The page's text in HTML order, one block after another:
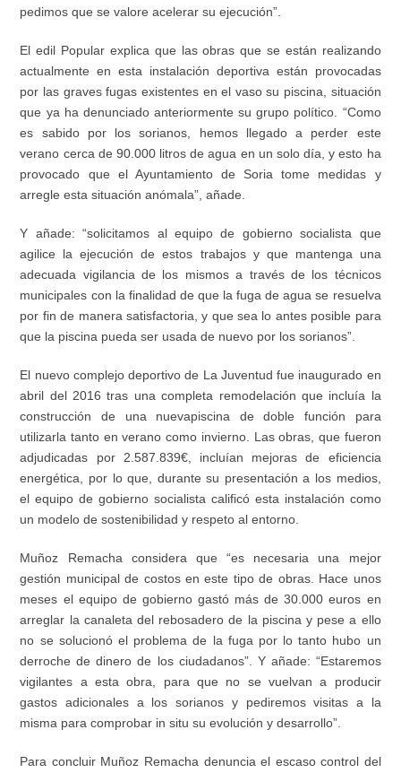
pedimos que se valore acelerar su ejecución”.
El edil Popular explica que las obras que se están realizando
actualmente en esta instalación deportiva están provocadas
por las graves fugas existentes en el vaso su piscina, situación
que ya ha denunciado anteriormente su grupo político. “Como
es sabido por los sorianos, hemos llegado a perder este
verano cerca de 90.000 litros de agua en un solo día, y esto ha
provocado que el Ayuntamientode Soriatome medidas y
arregle esta situación anómala”, añade.
Y añade: “solicitamos al equipo de gobierno socialista que
agilice la ejecución de estos trabajos y que mantenga una
adecuada vigilancia de los mismos a través de los técnicos
municipales con la finalidad de que la fuga de agua se resuelva
por fin de manera satisfactoria, y que sea lo antes posible para
que la piscina pueda ser usada de nuevo por los sorianos”.
El nuevo complejo deportivo de La Juventud fue inaugurado en
abril del 2016 tras una completa remodelación que incluía la
construcción de una nuevapiscina de doble función para
utilizarla tanto en verano como invierno. Las obras, que fueron
adjudicadas por 2.587.839€, incluían mejoras de eficiencia
energética, por lo que, durante su presentación a los medios,
el equipo de gobierno socialista calificó estainstalación como
un modelo de sostenibilidad y respeto al entorno.
Muñoz Remacha considera que “es necesaria una mejor
gestión municipal de costos en este tipo de obras. Hace unos
meses el equipo de gobierno gastó más de 30.000 euros en
arreglar la canaletadel rebosadero de la piscina y pese a ello
no se solucionóel problema de la fuga por lotanto hubo un
derroche de dinero de los ciudadanos”. Y añade: “Estaremos
vigilantes a esta obra, para que no se vuelvan a producir
gastos adicionales a los sorianos y pediremos visitas a la
misma para comprobar in situ su evolución y desarrollo”.
Para concluir Muñoz Remacha denuncia el escaso control del